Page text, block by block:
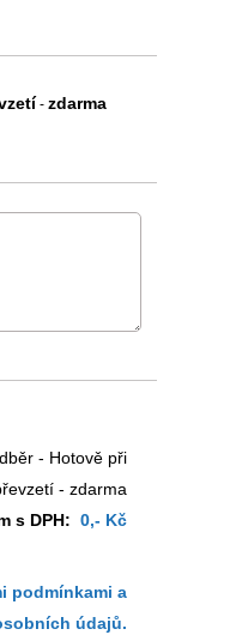
- zdarma
- Hotově při
- zdarma
s DPH: 0,- Kč
podmínkami a
údajů.